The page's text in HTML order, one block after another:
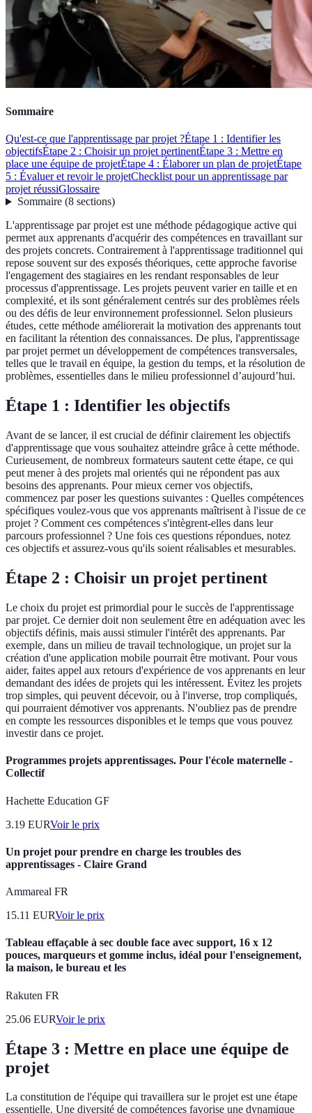
Sommaire
Qu'est-ce que l'apprentissage par projet ?Étape 1 : Identifier les
objectifsÉtape 2 : Choisir un projet pertinentÉtape 3 : Mettre en
place une équipe de projetÉtape 4 : Élaborer un plan de projetÉtape
5 : Évaluer et revoir le projetChecklist pour un apprentissage par
projet réussiGlossaire
Sommaire(8 sections)
L'apprentissage par projet est une méthode pédagogique active qui
permet aux apprenants d'acquérir des compétences en travaillant sur
des projets concrets. Contrairement à l'apprentissage traditionnel qui
repose souvent sur des exposés théoriques, cette approche favorise
l'engagement des stagiaires en les rendant responsables de leur
processus d'apprentissage. Les projets peuvent varier en taille et en
complexité, et ils sont généralement centrés sur des problèmes réels
ou des défis de leur environnement professionnel. Selon plusieurs
études, cette méthode améliorerait la motivation des apprenants tout
en facilitant la rétention des connaissances. De plus, l'apprentissage
par projet permet un développement de compétences transversales,
telles que le travail en équipe, la gestion du temps, et la résolution de
problèmes, essentielles dans le milieu professionnel d’aujourd’hui.
Étape 1 : Identifier les objectifs
Avant de se lancer, il est crucial de définir clairement les objectifs
d'apprentissage que vous souhaitez atteindre grâce à cette méthode.
Curieusement, de nombreux formateurs sautent cette étape, ce qui
peut mener à des projets mal orientés qui ne répondent pas aux
besoins des apprenants. Pour mieux cerner vos objectifs,
commencez par poser les questions suivantes : Quelles compétences
spécifiques voulez-vous que vos apprenants maîtrisent à l'issue de ce
projet ? Comment ces compétences s'intègrent-elles dans leur
parcours professionnel ? Une fois ces questions répondues, notez
ces objectifs et assurez-vous qu'ils soient réalisables et mesurables.
Étape 2 : Choisir un projet pertinent
Le choix du projet est primordial pour le succès de l'apprentissage
par projet. Ce dernier doit non seulement être en adéquation avec les
objectifs définis, mais aussi stimuler l'intérêt des apprenants. Par
exemple, dans un milieu de travail technologique, un projet sur la
création d'une application mobile pourrait être motivant. Pour vous
aider, faites appel aux retours d'expérience de vos apprenants en leur
demandant des idées de projets qui les intéressent. Évitez les projets
trop simples, qui peuvent décevoir, ou à l'inverse, trop compliqués,
qui pourraient démotiver vos apprenants. N'oubliez pas de prendre
en compte les ressources disponibles et le temps que vous pouvez
investir dans ce projet.
Programmes projets apprentissages. Pour l'école maternelle -
Collectif
Hachette Education GF
3.19 EURVoir le prix
Un projet pour prendre en charge les troubles des
apprentissages - Claire Grand
Ammareal FR
15.11 EURVoir le prix
Tableau effaçable à sec double face avec support, 16 x 12
pouces, marqueurs et gomme inclus, idéal pour l'enseignement,
la maison, le bureau et les
Rakuten FR
25.06 EURVoir le prix
Étape 3 : Mettre en place une équipe de
projet
La constitution de l'équipe qui travaillera sur le projet est une étape
essentielle. Une diversité de compétences favorise une dynamique